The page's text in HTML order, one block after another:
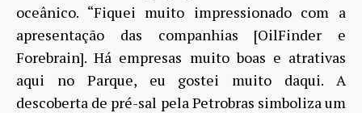
oceânico. “Fiquei muito impressionado com a
apresentação das companhias [OilFinder e
Forebrain]. Há empresas muito boas e atrativas
aqui no Parque, eu gostei muito daqui. A
descoberta de pré-sal pela Petrobras simboliza um